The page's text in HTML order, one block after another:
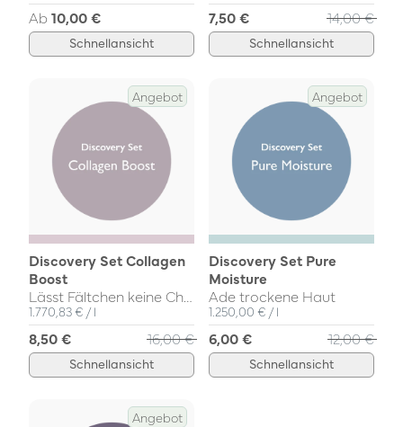
Ab 10,00 €
Schnellansicht
7,50 € 14,00 €
Schnellansicht
Angebot
Discovery Set Collagen
Boost
Einzelpreis
1.770,83 € / pro
l
8,50 € 16,00 €
Schnellansicht
Angebot
Discovery Set Pure
Moisture
Ade trockene Haut
Einzelpreis
1.250,00 € / pro
l
6,00 € 12,00 €
Schnellansicht
Angebot